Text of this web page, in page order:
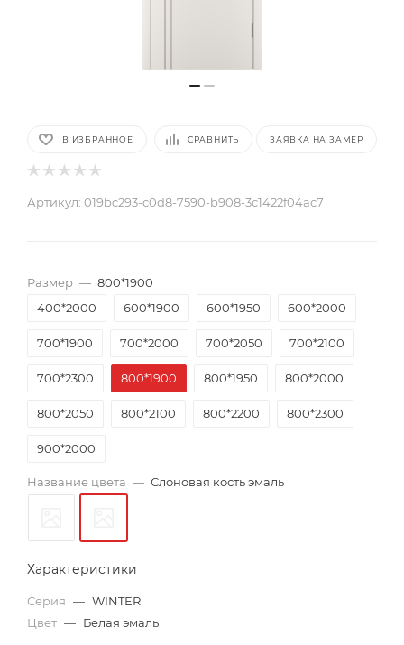
В ИЗБРАННОЕ СРАВНИТЬ ЗАЯВКА НА ЗАМЕР
Артикул: 019bc293-c0d8-7590-b908-3c1422f04ac7
Размер — 800*1900
400*2000
600*1900 600*1950 600*2000
700*1900 700*2000 700*2050 700*2100
700*2300 800*1900 800*1950 800*2000
800*2050 800*2100 800*2200 800*2300
900*2000
Название цвета — Слоновая кость эмаль
Характеристики
Серия — WINTER
Цвет — Белая эмаль